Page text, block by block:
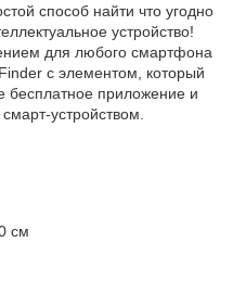
способ найти что угодно
устройство!
для любого смартфона
с элементом, который
бесплатное приложение и
устройством.
см